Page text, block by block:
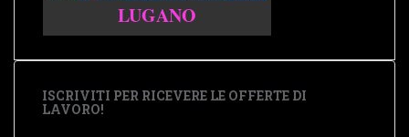
LUGANO
ISCRIVITI PER RICEVERE LE OFFERTE DI
LAVORO!